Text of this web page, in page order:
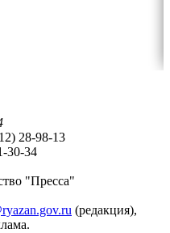
28-98-13
30-34
"Пресса"
(редакция),